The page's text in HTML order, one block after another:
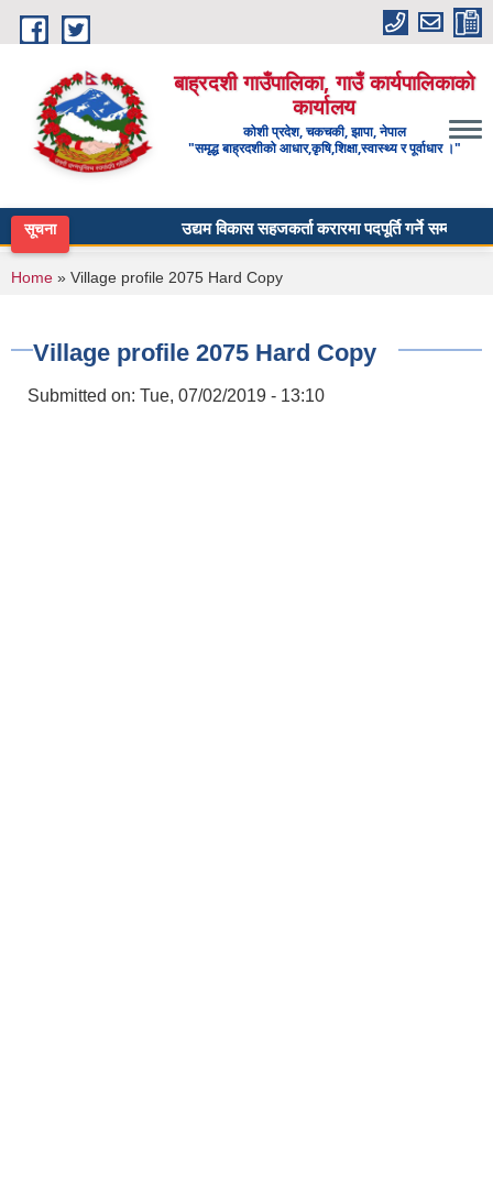
Skip to main content
बाह्रदशी गाउँपालिका, गाउँ कार्यपालिकाको
कार्यालय
कोशी प्रदेश, चकचकी, झापा, नेपाल
"समृद्ध बाह्रदशीको आधार,कृषि,शिक्षा,स्वास्थ्य र पूर्वाधार ।"
सूचना उद्यम विकास सहजकर्ता करारमा पदपूर्ति गर्ने सम्बन्धी
You are here
Home » Village profile 2075 Hard Copy
Village profile 2075 Hard Copy
Submitted on: Tue, 07/02/2019 - 13:10